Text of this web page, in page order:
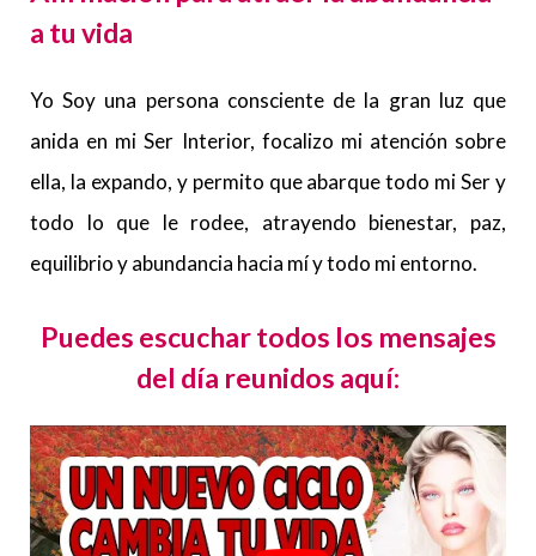
a tu vida
Yo Soy una persona consciente de la gran luz que
anida en mi Ser Interior, focalizo mi atención sobre
ella, la expando, y permito que abarque todo mi Ser y
todo lo que le rodee, atrayendo bienestar, paz,
equilibrio y abundancia hacia mí y todo mi entorno.
Puedes escuchar todos los mensajes
del día reunidos aquí: